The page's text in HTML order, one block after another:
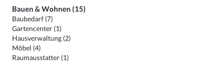
Bauen & Wohnen (15)
Baubedarf (7)
Gartencenter (1)
Hausverwaltung (2)
Möbel (4)
Raumausstatter (1)